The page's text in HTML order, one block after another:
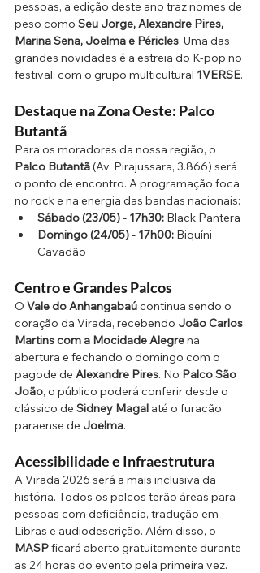
pessoas, a edição deste ano traz nomes de
peso como Seu Jorge, Alexandre Pires,
Marina Sena, Joelma e Péricles. Uma das
grandes novidades é a estreia do K-pop no
festival, com o grupo multicultural 1VERSE.
Destaque na Zona Oeste: Palco
Butantã
Para os moradores da nossa região, o
Palco Butantã (Av. Pirajussara, 3.866) será
o ponto de encontro. A programação foca
no rock e na energia das bandas nacionais:
Sábado (23/05) - 17h30: Black Pantera
Domingo (24/05) - 17h00: Biquíni
Cavadão
Centro e Grandes Palcos
O Vale do Anhangabaú continua sendo o
coração da Virada, recebendo João Carlos
Martins com a Mocidade Alegre na
abertura e fechando o domingo com o
pagode de Alexandre Pires. No Palco São
João, o público poderá conferir desde o
clássico de Sidney Magal até o furacão
paraense de Joelma.
Acessibilidade e Infraestrutura
A Virada 2026 será a mais inclusiva da
história. Todos os palcos terão áreas para
pessoas com deficiência, tradução em
Libras e audiodescrição. Além disso, o
MASP ficará aberto gratuitamente durante
as 24 horas do evento pela primeira vez.